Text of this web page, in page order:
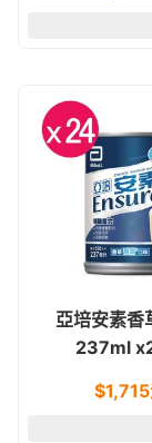
亞培安素香
237ml
$1,715